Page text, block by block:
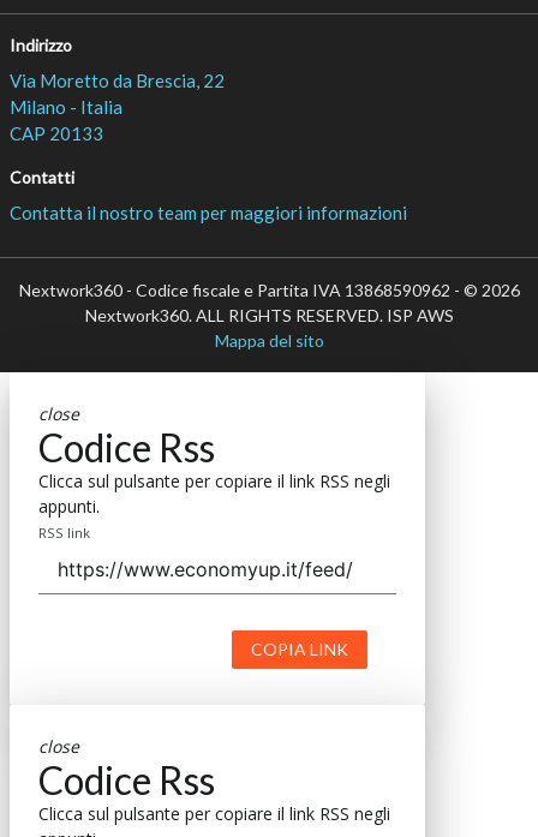
Indirizzo
Via Moretto da Brescia, 22
Milano - Italia
CAP 20133
Contatti
Contatta il nostro team per maggiori informazioni
Nextwork360 - Codice fiscale e Partita IVA 13868590962 - © 2026
Nextwork360. ALL RIGHTS RESERVED. ISP AWS
Mappa del sito
close
Codice Rss
Clicca sul pulsante per copiare il link RSS negli
appunti.
RSS link
COPIA LINK
close
Codice Rss
Clicca sul pulsante per copiare il link RSS negli